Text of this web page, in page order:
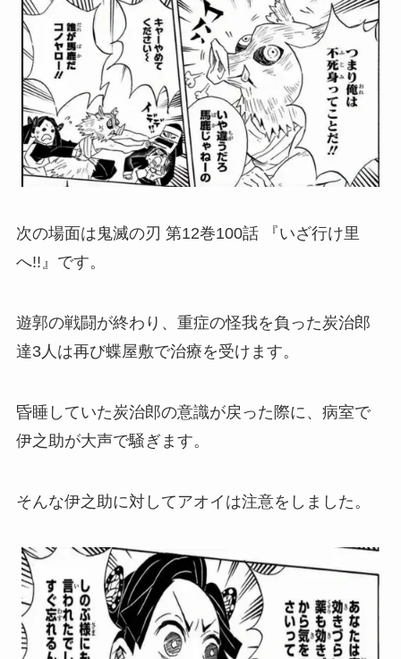
次の場面は鬼滅の刃 第12巻100話 『いざ行け里
へ!!』です。
遊郭の戦闘が終わり、重症の怪我を負った炭治郎
達3人は再び蝶屋敷で治療を受けます。
昏睡していた炭治郎の意識が戻った際に、病室で
伊之助が大声で騒ぎます。
そんな伊之助に対してアオイは注意をしました。